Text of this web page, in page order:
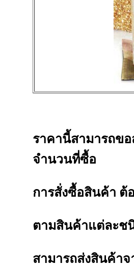
ราคานี้สามารถข
จำนวนที่ซื้อ
การสั่งซื้อสินค้า ต้
ตามสินค้าแต่ละช
สามารถส่งสินค้าจ